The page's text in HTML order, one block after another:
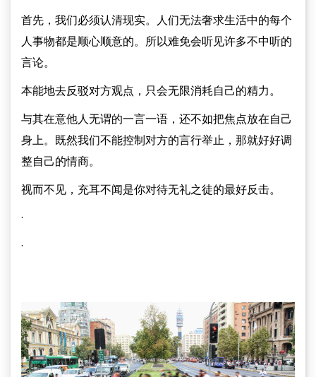
首先，我们必须认清现实。人们无法奢求生活中的每个
人事物都是顺心顺意的。所以难免会听见许多不中听的
言论。
本能地去反驳对方观点，只会无限消耗自己的精力。
与其在意他人无谓的一言一语，还不如把焦点放在自己
身上。既然我们不能控制对方的言行举止，那就好好调
整自己的情商。
视而不见，充耳不闻是你对待无礼之徒的最好反击。
·
·